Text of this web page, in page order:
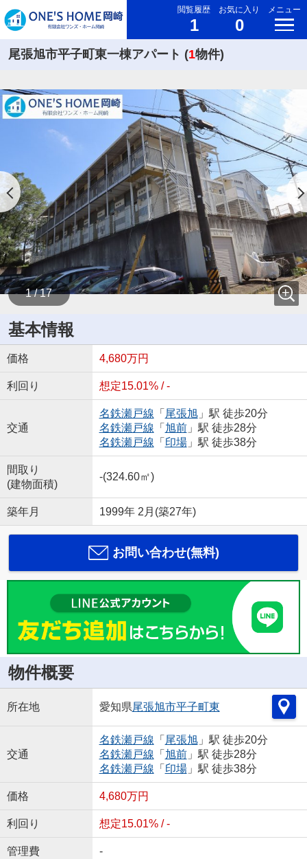
閲覧履歴
1
お気に入り
0
メニュー
尾張旭市平子町東一棟アパート (1物件)
1 / 17
基本情報
価格 4,680万円
利回り 想定15.01% / -
交通
名鉄瀬戸線 「 尾張旭」駅 徒歩20分
名鉄瀬戸線 「 旭前」駅 徒歩28分
名鉄瀬戸線 「 印場」駅 徒歩38分
間取り
(建物面積)
-(324.60㎡)
築年月 1999年 2月(築27年)
お問い合わせ(無料)
物件概要
所在地 愛知県尾張旭市平子町東
交通
名鉄瀬戸線 「 尾張旭」駅 徒歩20分
名鉄瀬戸線 「 旭前」駅 徒歩28分
名鉄瀬戸線 「 印場」駅 徒歩38分
価格 4,680万円
利回り 想定15.01% / -
管理費 -